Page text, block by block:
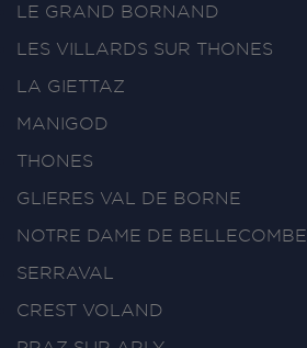
LE GRAND BORNAND
LES VILLARDS SUR THONES
LA GIETTAZ
MANIGOD
THONES
GLIERES VAL DE BORNE
NOTRE DAME DE BELLECOMBE
SERRAVAL
CREST VOLAND